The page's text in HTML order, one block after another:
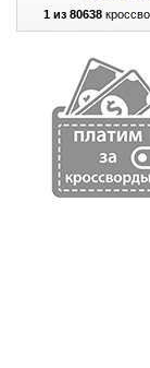
1 из 80638